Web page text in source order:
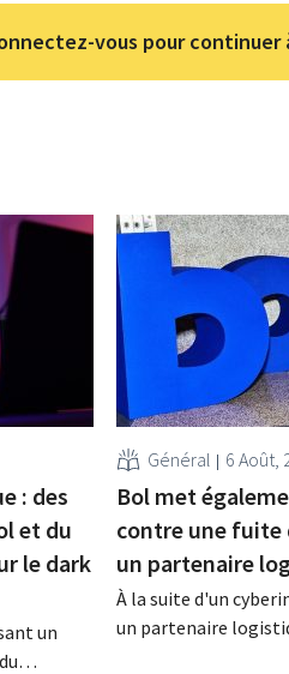
vous pour continuer
: des
et du
le dark
un
Général 6 Août,
Bol met
contre une fuite
un partenaire
À la suite d'un
un partenaire